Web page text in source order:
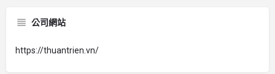
公司網站
https://thuantrien.vn/